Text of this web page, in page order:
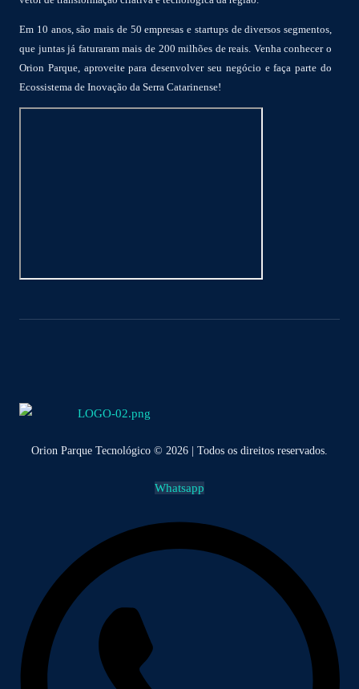
Em 10 anos, são mais de 50 empresas e startups de diversos segmentos,
que juntas já faturaram mais de 200 milhões de reais. Venha conhecer o
Orion Parque, aproveite para desenvolver seu negócio e faça parte do
Ecossistema de Inovação da Serra Catarinense!
Orion Parque Tecnológico © 2026 | Todos os direitos reservados.
Whatsapp